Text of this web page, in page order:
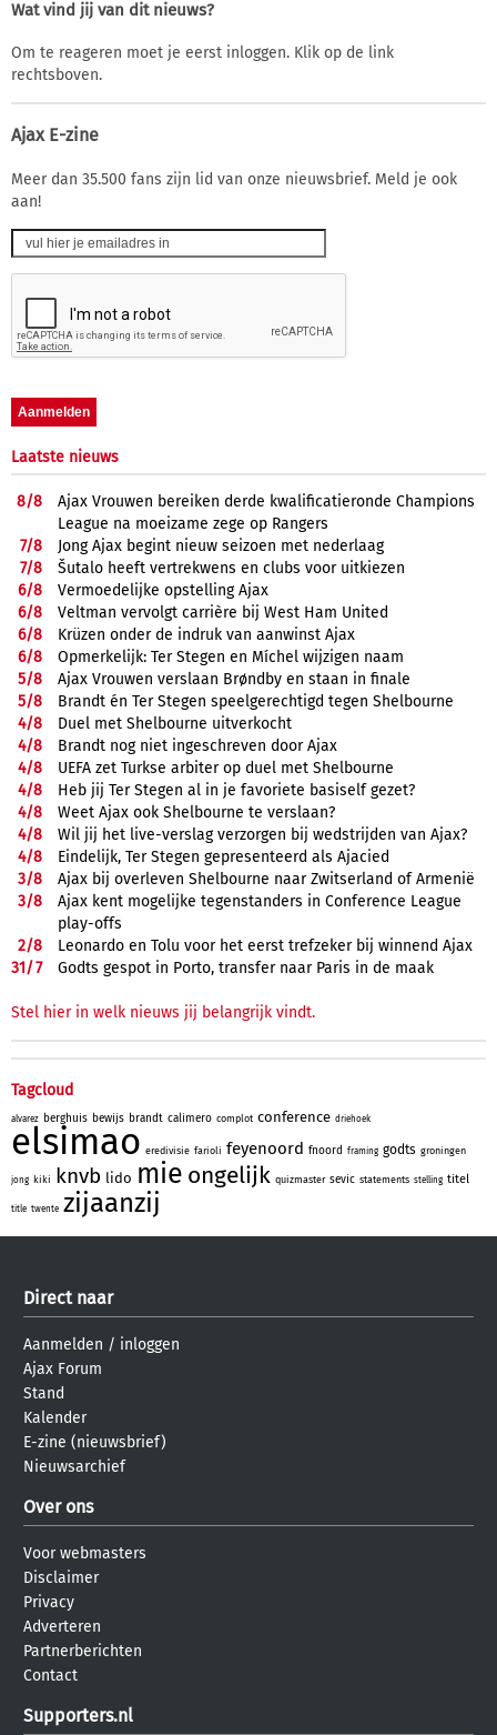
Wat vind jij van dit nieuws?
Om te reageren moet je eerst inloggen. Klik op de link
rechtsboven.
Ajax E-zine
Meer dan 35.500 fans zijn lid van onze nieuwsbrief. Meld je ook
aan!
Laatste nieuws
8/8
Ajax Vrouwen bereiken derde kwalificatieronde Champions
League na moeizame zege op Rangers
7/8
Jong Ajax begint nieuw seizoen met nederlaag
7/8
Šutalo heeft vertrekwens en clubs voor uitkiezen
6/8
Vermoedelijke opstelling Ajax
6/8
Veltman vervolgt carrière bij West Ham United
6/8
Krüzen onder de indruk van aanwinst Ajax
6/8
Opmerkelijk: Ter Stegen en Míchel wijzigen naam
5/8
Ajax Vrouwen verslaan Brøndby en staan in finale
5/8
Brandt én Ter Stegen speelgerechtigd tegen Shelbourne
4/8
Duel met Shelbourne uitverkocht
4/8
Brandt nog niet ingeschreven door Ajax
4/8
UEFA zet Turkse arbiter op duel met Shelbourne
4/8
Heb jij Ter Stegen al in je favoriete basiself gezet?
4/8
Weet Ajax ook Shelbourne te verslaan?
4/8
Wil jij het live-verslag verzorgen bij wedstrijden van Ajax?
4/8
Eindelijk, Ter Stegen gepresenteerd als Ajacied
3/8
Ajax bij overleven Shelbourne naar Zwitserland of Armenië
3/8
Ajax kent mogelijke tegenstanders in Conference League
play-offs
2/8
Leonardo en Tolu voor het eerst trefzeker bij winnend Ajax
31/7 Godts gespot in Porto, transfer naar Paris in de maak
Stel hier in welk nieuws jij belangrijk vindt.
Tagcloud
alvarez berghuis bewijs brandt calimero complot conference driehoek
elsimao eredivisie farioli feyenoord fnoord framing godts groningen
jong kiki knvb lido mie ongelijk quizmaster sevic statements stelling titel
title twente zijaanzij
Direct naar
Aanmelden / inloggen
Ajax Forum
Stand
Kalender
E-zine (nieuwsbrief)
Nieuwsarchief
Over ons
Voor webmasters
Disclaimer
Privacy
Adverteren
Partnerberichten
Contact
Supporters.nl